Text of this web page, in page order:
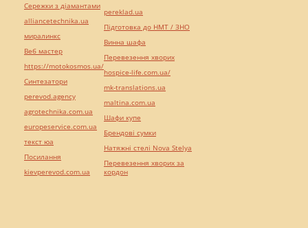
Сережки з діамантами
alliancetechnika.ua
миралинкс
Веб мастер
https://motokosmos.ua/
Синтезатори
perevod.agency
agrotechnika.com.ua
europeservice.com.ua
текст юа
Посилання
kievperevod.com.ua
pereklad.ua
Підготовка до НМТ / ЗНО
Винна шафа
Перевезення хворих
hospice-life.com.ua/
mk-translations.ua
maltina.com.ua
Шафи купе
Брендові сумки
Натяжні стелі Nova Stelya
Перевезення хворих за
кордон